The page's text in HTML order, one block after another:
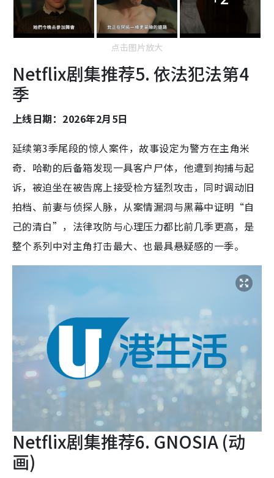
点击图片放大
Netflix剧集推荐5. 依法犯法第4
季
上线日期：2026年2月5日
延续第3季尾段的惊人案件，故事设定为警方在主角米
奇．哈勒的后备箱发现一具客户尸体，他遭到拘捕与起
诉，被迫坐在被告席上接受检方猛烈攻击，同时调动旧
拍档、前妻与侦探人脉，从案情漏洞与黑幕中证明“自
己的清白”，法律攻防与心理压力都比前几季更高，是
整个系列中对主角打击最大、也最具悬疑感的一季。
Netflix剧集推荐6. GNOSIA (动
画)